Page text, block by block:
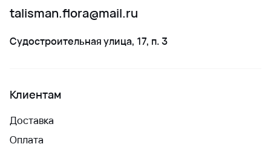
talisman.flora@mail.ru
Судостроительная улица, 17, п. 3
Клиентам
Доставка
Оплата